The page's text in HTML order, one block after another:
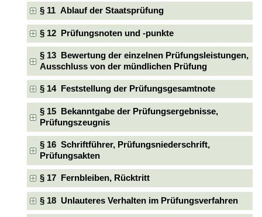
§ 11 Ablauf der Staatsprüfung
§ 12 Prüfungsnoten und -punkte
§ 13 Bewertung der einzelnen Prüfungsleistungen,
Ausschluss von der mündlichen Prüfung
§ 14 Feststellung der Prüfungsgesamtnote
§ 15 Bekanntgabe der Prüfungsergebnisse,
Prüfungszeugnis
§ 16 Schriftführer, Prüfungsniederschrift,
Prüfungsakten
§ 17 Fernbleiben, Rücktritt
§ 18 Unlauteres Verhalten im Prüfungsverfahren